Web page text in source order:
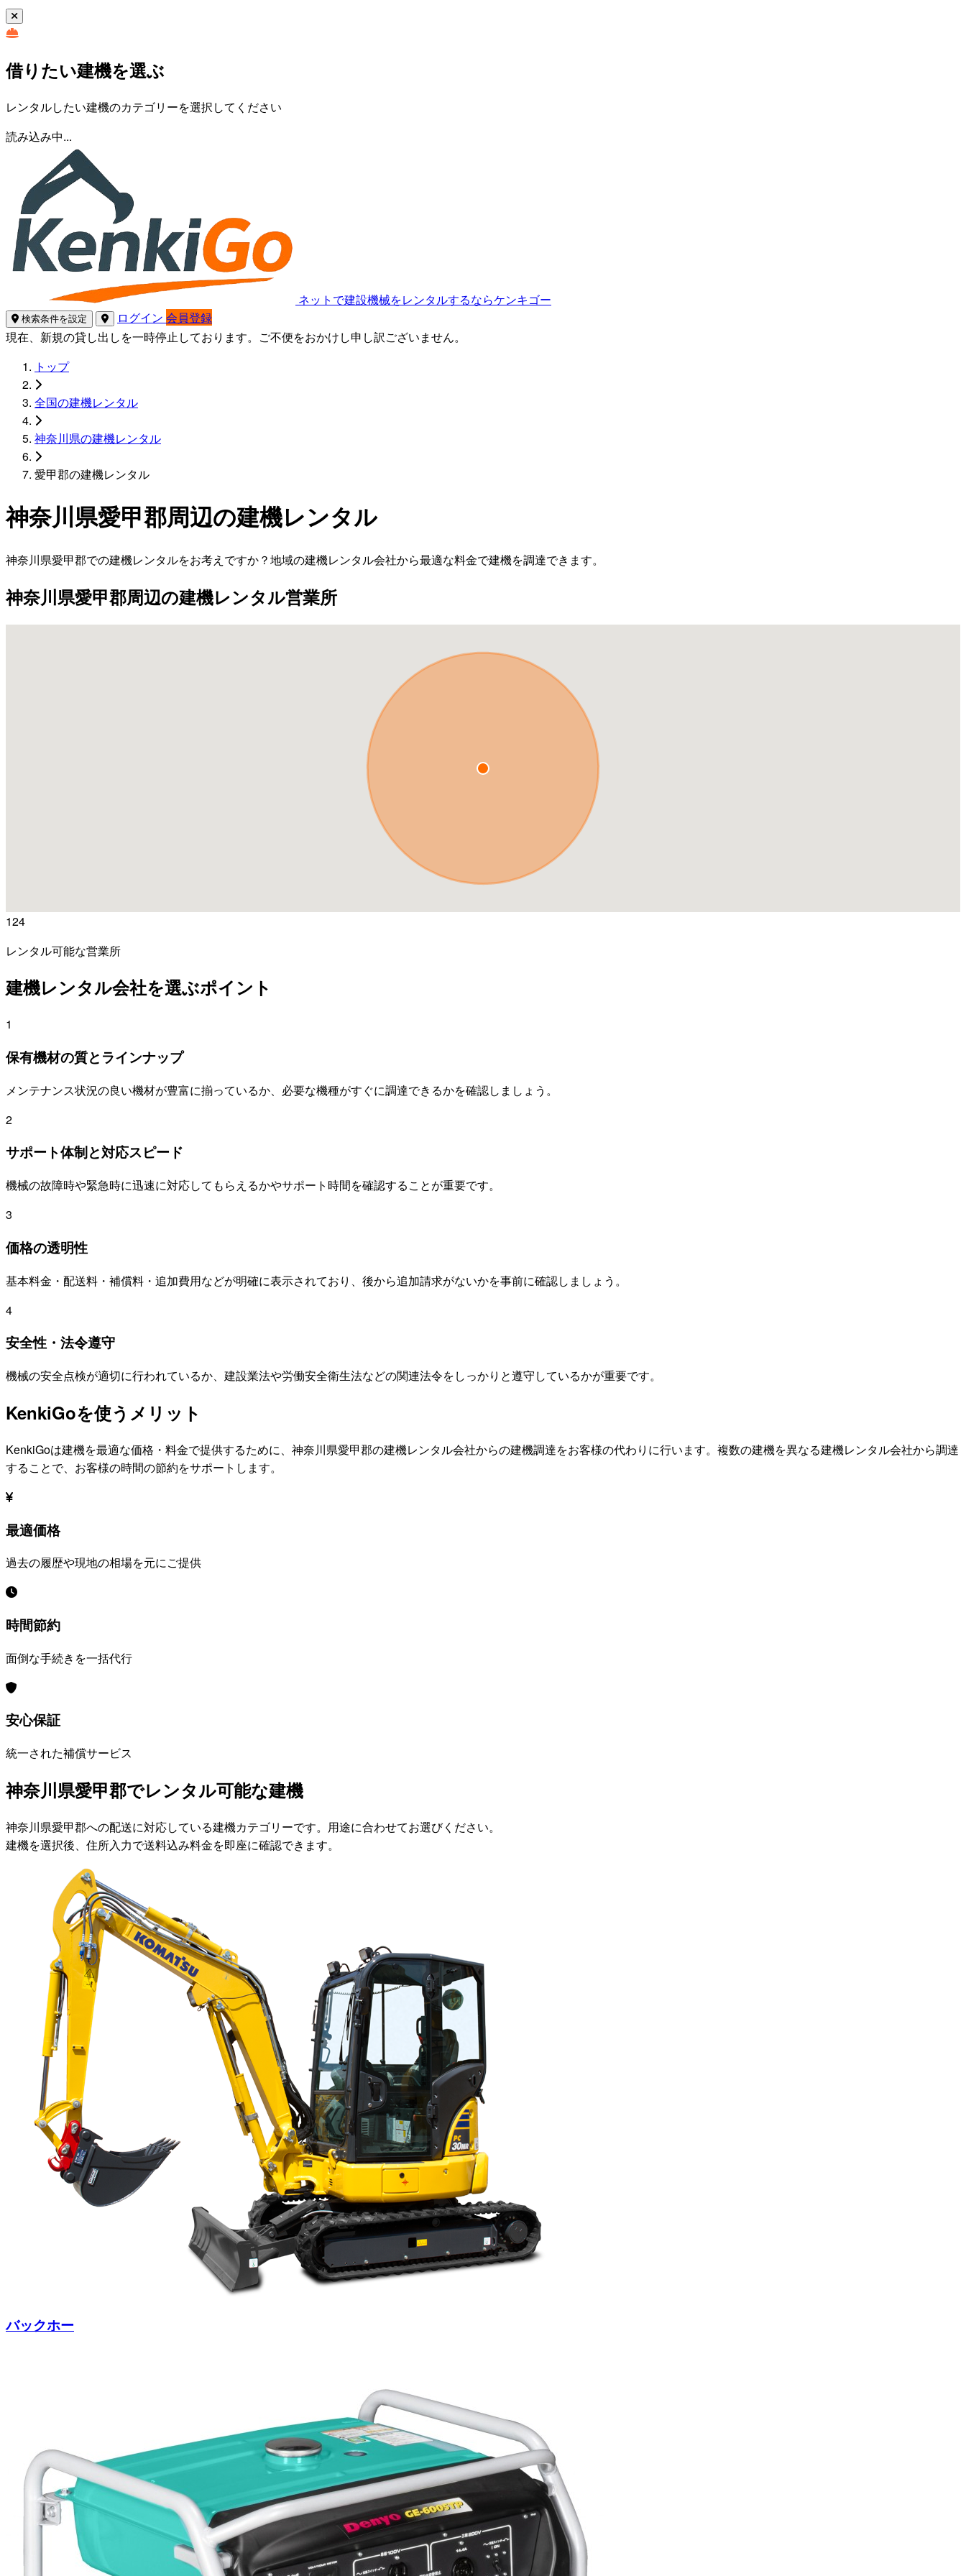
借りたい建機を選ぶ
レンタルしたい建機のカテゴリーを選択してください
読み込み中...
ネットで建設機械をレンタルするならケンキゴー
検索条件を設定 ログイン 会員登録
現在、新規の貸し出しを一時停止しております。ご不便をおかけし申し訳ございません。
トップ
全国の建機レンタル
神奈川県の建機レンタル
愛甲郡の建機レンタル
神奈川県愛甲郡周辺の建機レンタル
神奈川県愛甲郡での建機レンタルをお考えですか？地域の建機レンタル会社から最適な料金で建機を調達できます。
神奈川県愛甲郡周辺の建機レンタル営業所
124
レンタル可能な営業所
建機レンタル会社を選ぶポイント
1
保有機材の質とラインナップ
メンテナンス状況の良い機材が豊富に揃っているか、必要な機種がすぐに調達できるかを確認しましょう。
2
サポート体制と対応スピード
機械の故障時や緊急時に迅速に対応してもらえるかやサポート時間を確認することが重要です。
3
価格の透明性
基本料金・配送料・補償料・追加費用などが明確に表示されており、後から追加請求がないかを事前に確認しましょう。
4
安全性・法令遵守
機械の安全点検が適切に行われているか、建設業法や労働安全衛生法などの関連法令をしっかりと遵守しているかが重要です。
KenkiGoを使うメリット
KenkiGoは建機を最適な価格・料金で提供するために、 神奈川県愛甲郡の建機レンタル会社からの建機調達をお客様の代わりに行います。複数の建機を異なる建機レンタル会社から調達
することで、お客様の時間の節約をサポートします。
最適価格
過去の履歴や現地の相場を元にご提供
時間節約
面倒な手続きを一括代行
安心保証
統一された補償サービス
神奈川県愛甲郡でレンタル可能な建機
神奈川県愛甲郡への配送に対応している建機カテゴリーです。用途に合わせてお選びください。
建機を選択後、住所入力で送料込み料金を即座に確認できます。
バックホー